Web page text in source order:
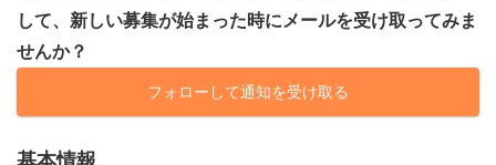
して、新しい募集が始まった時にメールを受け取ってみま
せんか？
フォローして通知を受け取る
基本情報